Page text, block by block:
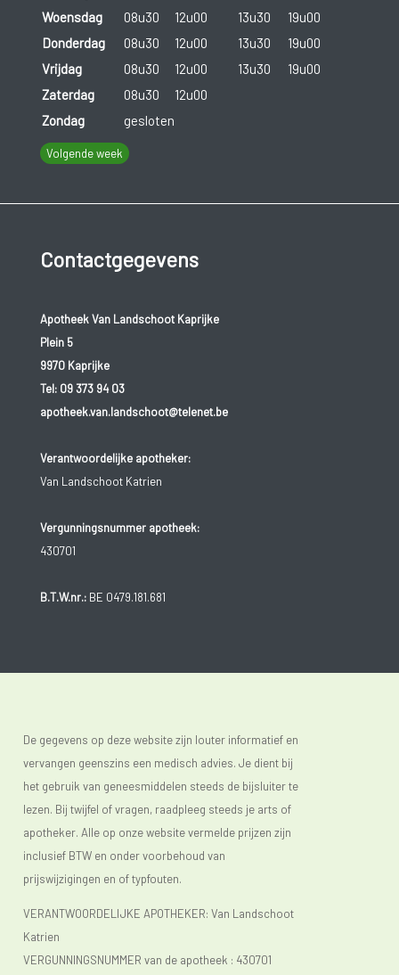
Woensdag
08u30 12u00 13u30
19u00
Donderdag
08u30 12u00 13u30
19u00
Vrijdag
08u30 12u00 13u30
19u00
Zaterdag
08u30
12u00
Zondag
gesloten
Volgende week
Contactgegevens
Apotheek Van Landschoot Kaprijke
Plein 5
9970 Kaprijke
Tel: 09 373 94 03
apotheek.van.landschoot@telenet.be
Verantwoordelijke apotheker:
Van Landschoot Katrien
Vergunningsnummer apotheek:
430701
B.T.W.nr.:BE 0479.181.681
De gegevens op deze website zijn louter informatief en
vervangen geenszins een medisch advies. Je dient bij
het gebruik van geneesmiddelen steeds de bijsluiter te
lezen. Bij twijfel of vragen, raadpleeg steeds je arts of
apotheker. Alle op onze website vermelde prijzen zijn
inclusief BTW en onder voorbehoud van
prijswijzigingen en of typfouten.
VERANTWOORDELIJKE APOTHEKER: Van Landschoot
Katrien
VERGUNNINGSNUMMER van de apotheek : 430701